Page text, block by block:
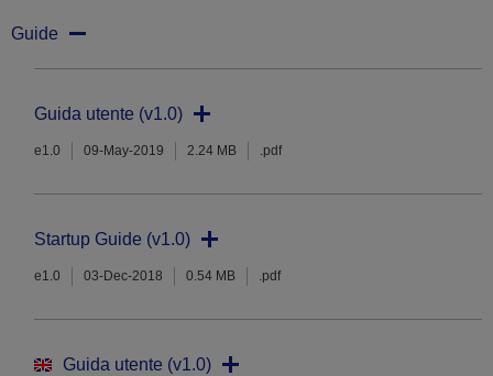
Guide
Guida utente (v1.0)
e1.0 09-May-2019 2.24 MB .pdf
Startup Guide (v1.0)
e1.0 03-Dec-2018 0.54 MB .pdf
Guida utente (v1.0)